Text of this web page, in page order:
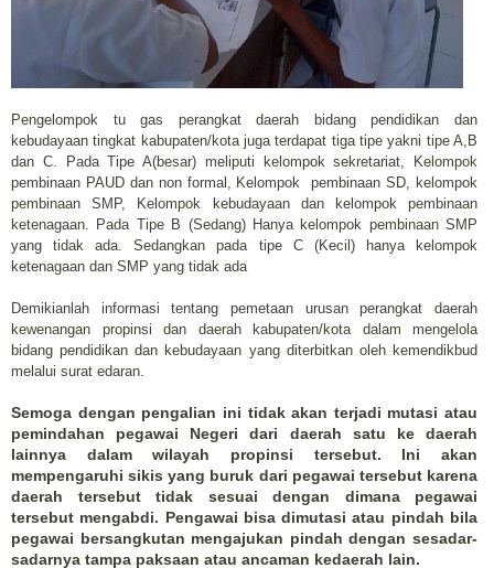
Pengelompok tu gas perangkat daerah bidang pendidikan dan
kebudayaan tingkat kabupaten/kota juga terdapat tiga tipe yakni tipe A,B
dan C. Pada Tipe A(besar) meliputi kelompok sekretariat, Kelompok
pembinaan PAUD dan non formal, Kelompok pembinaan SD, kelompok
pembinaan SMP, Kelompok kebudayaan dan kelompok pembinaan
ketenagaan. Pada Tipe B (Sedang) Hanya kelompok pembinaan SMP
yang tidak ada. Sedangkan pada tipe C (Kecil) hanya kelompok
ketenagaan dan SMP yang tidak ada
Demikianlah informasi tentang pemetaan urusan perangkat daerah
kewenangan propinsi dan daerah kabupaten/kota dalam mengelola
bidang pendidikan dan kebudayaan yang diterbitkan oleh kemendikbud
melalui surat edaran.
Semoga dengan pengalian ini tidak akan terjadi mutasi atau
pemindahan pegawai Negeri dari daerah satu ke daerah
lainnya dalam wilayah propinsi tersebut. Ini akan
mempengaruhi sikis yang buruk dari pegawai tersebut karena
daerah tersebut tidak sesuai dengan dimana pegawai
tersebut mengabdi. Pengawai bisa dimutasi atau pindah bila
pegawai bersangkutan mengajukan pindah dengan sesadar-
sadarnya tampa paksaan atau ancaman kedaerah lain.